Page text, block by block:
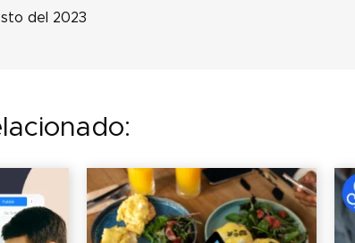
del 2023